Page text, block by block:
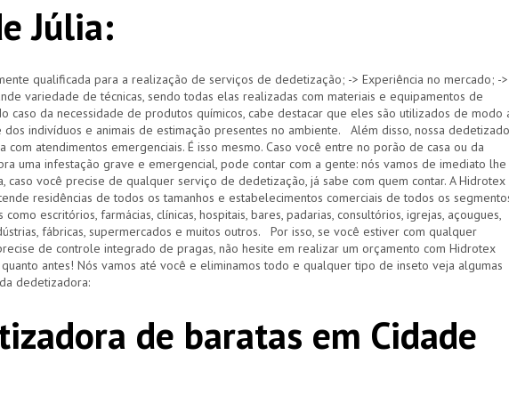
Júlia:
qualificada para a realização de serviços de dedetização; -> Experiência no mercado; ->
variedade de técnicas, sendo todas elas realizadas com materiais e equipamentos de
caso da necessidade de produtos químicos, cabe destacar que eles são utilizados de modo
dos indivíduos e animais de estimação presentes no ambiente. Além disso, nossa
com atendimentos emergenciais. É isso mesmo. Caso você entre no porão de casa ou da
uma infestação grave e emergencial, pode contar com a gente: nós vamos de imediato lhe
você precise de qualquer serviço de dedetização, já sabe com quem contar. A Hidrotex
residências de todos os tamanhos e estabelecimentos comerciais de todos os
como escritórios, farmácias, clínicas, hospitais, bares, padarias, consultórios, igrejas, açougues,
fábricas, supermercados e muitos outros. Por isso, se você estiver com qualquer
de controle integrado de pragas, não hesite em realizar um orçamento com Hidrotex
antes! Nós vamos até você e eliminamos todo e qualquer tipo de inseto veja algumas
dedetizadora:
de baratas em Cidade